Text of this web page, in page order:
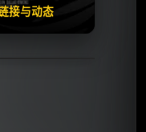
接与动态